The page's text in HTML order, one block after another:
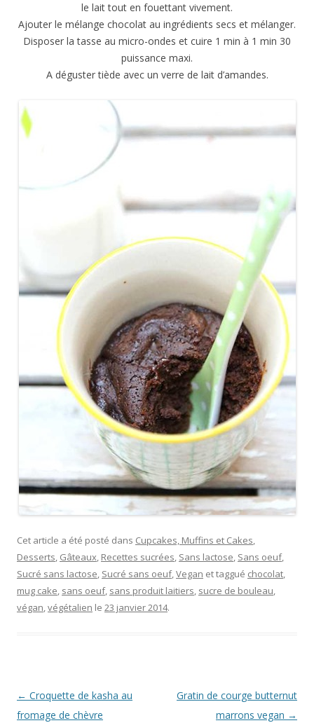
le lait tout en fouettant vivement.
Ajouter le mélange chocolat au ingrédients secs et mélanger.
Disposer la tasse au micro-ondes et cuire 1 min à 1 min 30
puissance maxi.
A déguster tiède avec un verre de lait d’amandes.
Cet article a été posté dans Cupcakes, Muffins et Cakes,
Desserts, Gâteaux, Recettes sucrées, Sans lactose, Sans oeuf,
Sucré sans lactose, Sucré sans oeuf,Vegan et taggué chocolat,
mug cake, sans oeuf, sans produit laitiers, sucre de bouleau,
végan,végétalien le 23 janvier 2014.
Navigation Article
← Croquette de kasha au
fromage de chèvre
Gratin de courge butternut
marrons vegan →